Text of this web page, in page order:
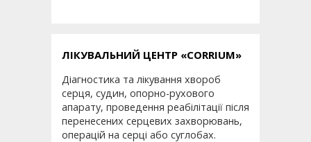
ЛІКУВАЛЬНИЙ ЦЕНТР «CORRIUM»
Діагностика та лікування хвороб
серця, судин, опорно-рухового
апарату, проведення реабілітації після
перенесених серцевих захворювань,
операцій на серці або суглобах.